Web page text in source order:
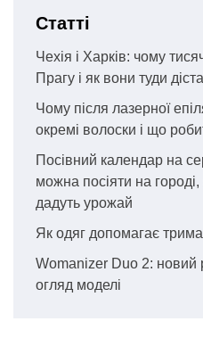
Статті
Чехія і Харків: чому
Прагу і як вони туди
Чому після лазерної
окремі волоски і що
Посівний календар на
можна посіяти на городі,
дадуть урожай
Як одяг допомагає
Womanizer Duo 2: новий
огляд моделі